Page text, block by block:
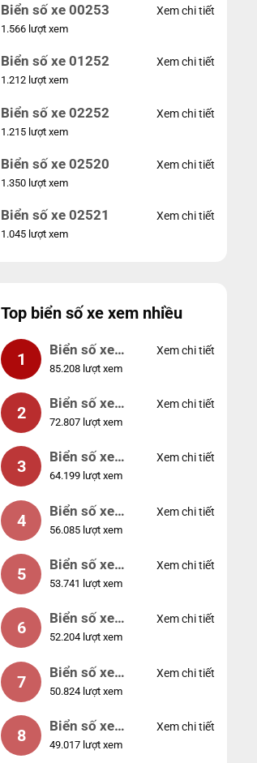
Biển số xe 00253
1.566 lượt xem
Xem chi tiết
Biển số xe 01252
1.212 lượt xem
Xem chi tiết
Biển số xe 02252
1.215 lượt xem
Xem chi tiết
Biển số xe 02520
1.350 lượt xem
Xem chi tiết
Biển số xe 02521
1.045 lượt xem
Xem chi tiết
Top biển số xe xem nhiều
1
Biển số xe
99999
85.208 lượt xem
Xem chi tiết
2
Biển số xe
04953
72.807 lượt xem
Xem chi tiết
3
Biển số xe
88888
64.199 lượt xem
Xem chi tiết
4
Biển số xe
12345
56.085 lượt xem
Xem chi tiết
5
Biển số xe
66666
53.741 lượt xem
Xem chi tiết
6
Biển số xe
11111
52.204 lượt xem
Xem chi tiết
7
Biển số xe
44444
50.824 lượt xem
Xem chi tiết
8
Biển số xe
77777
49.017 lượt xem
Xem chi tiết